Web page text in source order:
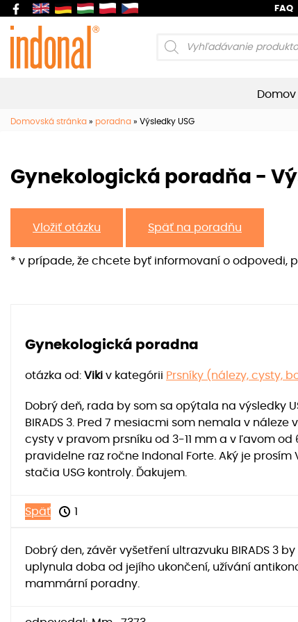
FAQ
Products
Domov
Domovská stránka » poradna » Výsledky USG
Gynekologická poradňa -
Vložiť otázku Späť na poradňu
* v prípade, že chcete byť informovaní o odpovedi,
Gynekologická poradna
otázka od: Viki v kategórii Prsníky (nálezy, cysty,
Dobrý deň, rada by som sa opýtala na výsledky
BIRADS 3. Pred 7 mesiacmi som nemala v
cysty v pravom prsníku od 3-11 mm a v ľavom
pravidelne raz ročne Indonal Forte. Aký je
stačia USG kontroly. Ďakujem.
Späť 1
Dobrý den, závěr vyšetření ultrazvuku BIRADS 3
uplynula doba od jejího ukončení, užívání
mammární poradny.